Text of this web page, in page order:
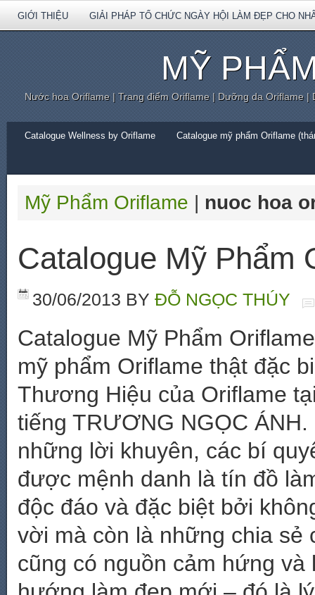
GIỚI THIỆU GIẢI PHÁP TỔ CHỨC NGÀY HỘI LÀM ĐẸP CHO
MỸ
Nước hoa Oriflame | Trang điểm Oriflame | Dưỡng da Oriflame
Catalogue Wellness by Oriflame Catalogue mỹ phẩm Oriflame
Mỹ Phẩm Oriflame | nuoc hoa
Catalogue Mỹ Phẩm
30/06/2013 BY ĐỖ NGỌC THÚY
Catalogue Mỹ Phẩm
mỹ phẩm Oriflame thật đặc
Thương Hiệu của Oriflame
tiếng TRƯƠNG NGỌC
những lời khuyên, các bí
được mệnh danh là tín đồ
độc đáo và đặc biệt bởi
vời mà còn là những chia sẻ
cũng có nguồn cảm hứng